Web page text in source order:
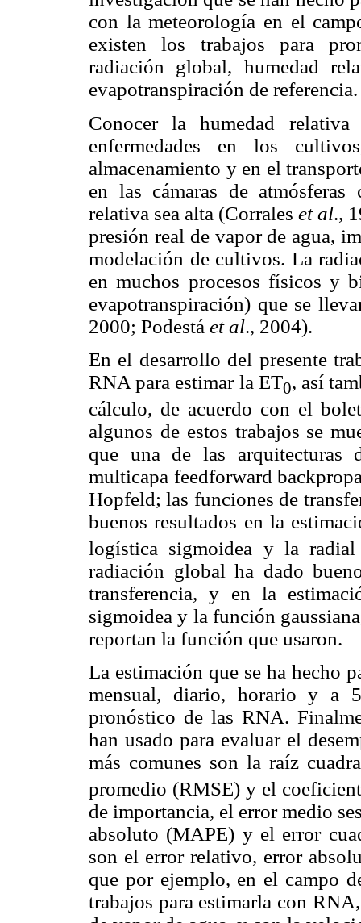
con la meteorología en el
existen los trabajos para
radiación global, humedad
evapotranspiración de referencia.
Conocer la humedad
enfermedades en los
almacenamiento y en el
en las cámaras de
relativa sea alta (Corrales et al.,
presión real de vapor de agua,
modelación de cultivos. La
en muchos procesos físicos y
evapotranspiración) que se
2000; Podestá et al., 2004).
En el desarrollo del presente
RNA para estimar la ET0, así
cálculo, de acuerdo con el
algunos de estos trabajos se
que una de las arquitecturas
multicapa feedforward
Hopfeld; las funciones de
buenos resultados en la
logística sigmoidea y la
radiación global ha dado
transferencia, y en la
sigmoidea y la función
reportan la función que usaron.
La estimación que se ha hecho
mensual, diario, horario y a
pronóstico de las RNA.
han usado para evaluar el
más comunes son la raíz
promedio (RMSE) y el
de importancia, el error medio
absoluto (MAPE) y el error
son el error relativo, error
que por ejemplo, en el campo
trabajos para estimarla con